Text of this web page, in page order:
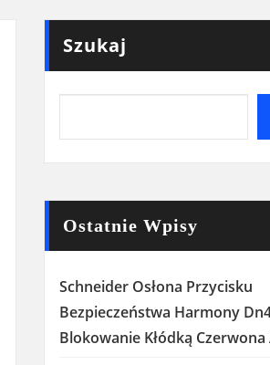
Szukaj
Ostatnie Wpisy
Schneider Osłona Przycisku
Bezpieczeństwa Harmony
Blokowanie Kłódką Czerwona